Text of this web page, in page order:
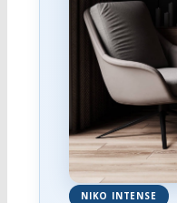
NIKO INTENSE